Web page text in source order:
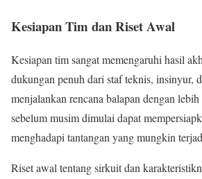
Kesiapan Tim dan Riset Awal
Kesiapan tim sangat memengaruhi hasil
dukungan penuh dari staf teknis, insinyur,
menjalankan rencana balapan dengan
sebelum musim dimulai dapat
menghadapi tantangan yang mungkin
Riset awal tentang sirkuit dan